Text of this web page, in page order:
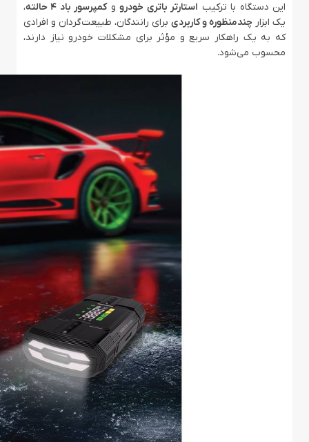
این دستگاه با ترکیب استارتر باتری خودرووکمپرسور باد 4 حالته
،
یک ابزار چندمنظوره و کاربردی برای رانندگان، طبیعت‌گردان و افرادی
که به یک راهکار سریع و مؤثر برای مشکلات خودرو نیاز دارند،
محسوب می‌شود.